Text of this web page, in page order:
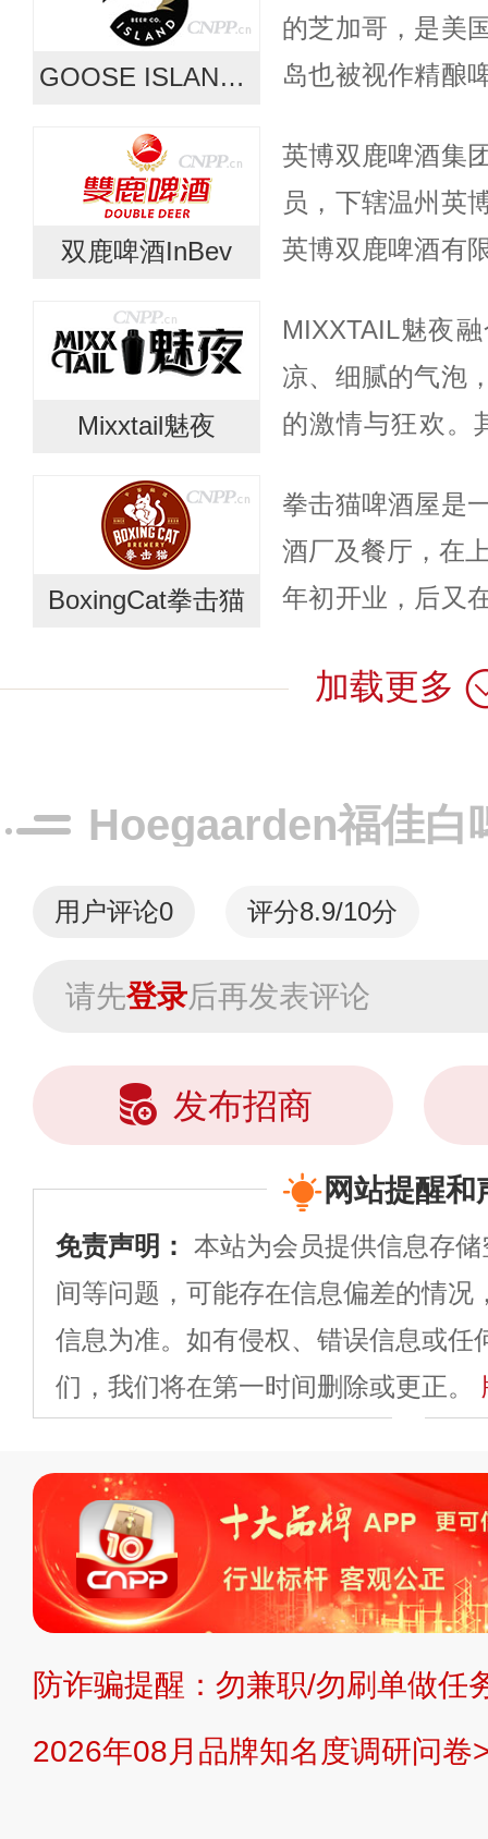
GOOSE ISLAND鹅岛
的芝加哥，是美
岛也被视作精酿
桶陈酿，制造了
双鹿啤酒InBev
英博双鹿啤酒集
员，下辖温州英
英博双鹿啤酒有
英博双鹿啤酒技
州市区、金...
Mixxtail魅夜
MIXXTAIL魅夜
凉、细腻的气泡
的激情与狂欢。
欢！鸡尾酒以其
激情的...
BoxingCat拳击猫
拳击猫啤酒屋是
酒厂及餐厅，在
年初开业，后又
食的你。拳击猫
加载更多
Hoegaarden福佳白
用户评论0 评分8.9/10分
请先登录后再发表评论
发布招商
网站提醒和
免责声明： 本站为会员提供信息存
间等问题，可能存在信息偏差的情况
信息为准。如有侵权、错误信息或任
们，我们将在第一时间删除或更正。
标、LOGO 等）知识产权归本站所
复制、转载、商用。本站不生产产
不代理、不招商、不提供中介服务。
持投资购买的观点或意见，页面信息
提交说明： 快速提交发布>> 提交品
防诈骗提醒：勿兼职/勿刷单做任
2026年08月品牌知名度调研问卷